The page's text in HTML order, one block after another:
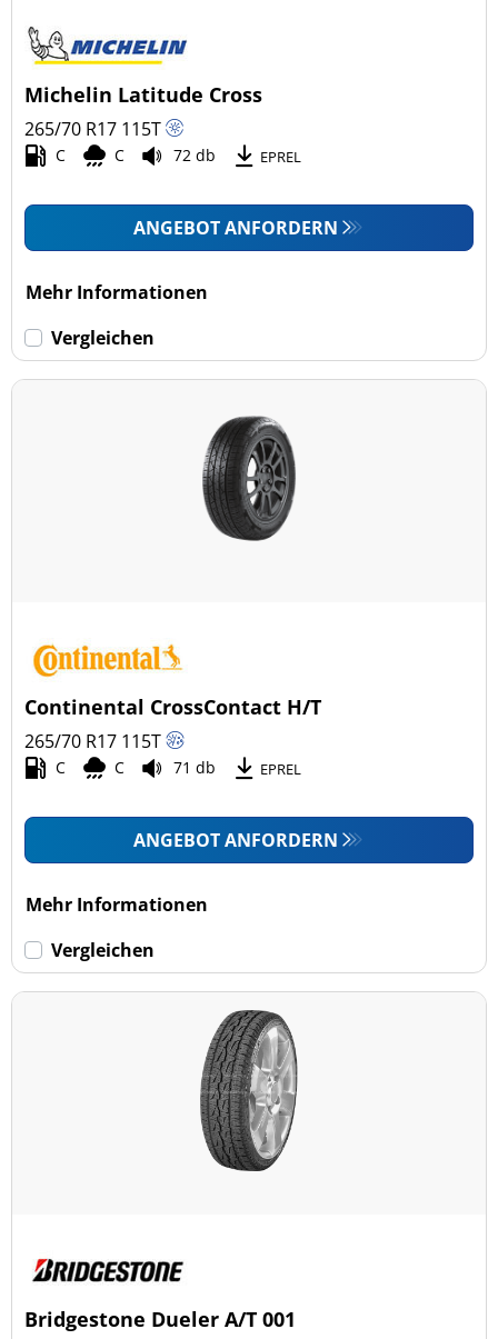
Michelin Latitude Cross
265/70 R17 115T
C C 72 db EPREL
ANGEBOT ANFORDERN
Mehr Informationen
Vergleichen
Continental CrossContact H/T
265/70 R17 115T
C C 71 db EPREL
ANGEBOT ANFORDERN
Mehr Informationen
Vergleichen
Bridgestone Dueler A/T 001